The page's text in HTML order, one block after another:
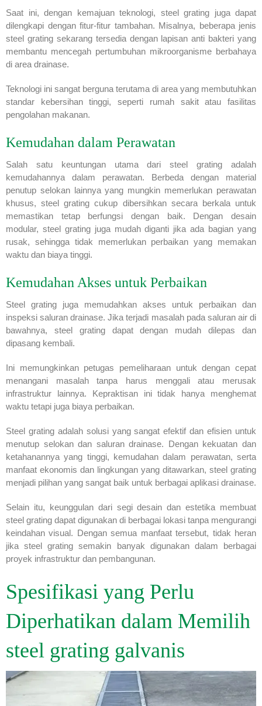
Saat ini, dengan kemajuan teknologi, steel grating juga dapat
dilengkapi dengan fitur-fitur tambahan. Misalnya, beberapa jenis
steel grating sekarang tersedia dengan lapisan anti bakteri yang
membantu mencegah pertumbuhan mikroorganisme berbahaya
di area drainase.
Teknologi ini sangat berguna terutama di area yang membutuhkan
standar kebersihan tinggi, seperti rumah sakit atau fasilitas
pengolahan makanan.
Kemudahan dalam Perawatan
Salah satu keuntungan utama dari steel grating adalah
kemudahannya dalam perawatan. Berbeda dengan material
penutup selokan lainnya yang mungkin memerlukan perawatan
khusus, steel grating cukup dibersihkan secara berkala untuk
memastikan tetap berfungsi dengan baik. Dengan desain
modular, steel grating juga mudah diganti jika ada bagian yang
rusak, sehingga tidak memerlukan perbaikan yang memakan
waktu dan biaya tinggi.
Kemudahan Akses untuk Perbaikan
Steel grating juga memudahkan akses untuk perbaikan dan
inspeksi saluran drainase. Jika terjadi masalah pada saluran air di
bawahnya, steel grating dapat dengan mudah dilepas dan
dipasang kembali.
Ini memungkinkan petugas pemeliharaan untuk dengan cepat
menangani masalah tanpa harus menggali atau merusak
infrastruktur lainnya. Kepraktisan ini tidak hanya menghemat
waktu tetapi juga biaya perbaikan.
Steel grating adalah solusi yang sangat efektif dan efisien untuk
menutup selokan dan saluran drainase. Dengan kekuatan dan
ketahanannya yang tinggi, kemudahan dalam perawatan, serta
manfaat ekonomis dan lingkungan yang ditawarkan, steel grating
menjadi pilihan yang sangat baik untuk berbagai aplikasi drainase.
Selain itu, keunggulan dari segi desain dan estetika membuat
steel grating dapat digunakan di berbagai lokasi tanpa mengurangi
keindahan visual. Dengan semua manfaat tersebut, tidak heran
jika steel grating semakin banyak digunakan dalam berbagai
proyek infrastruktur dan pembangunan.
Spesifikasi yang Perlu
Diperhatikan dalam Memilih
steel grating galvanis